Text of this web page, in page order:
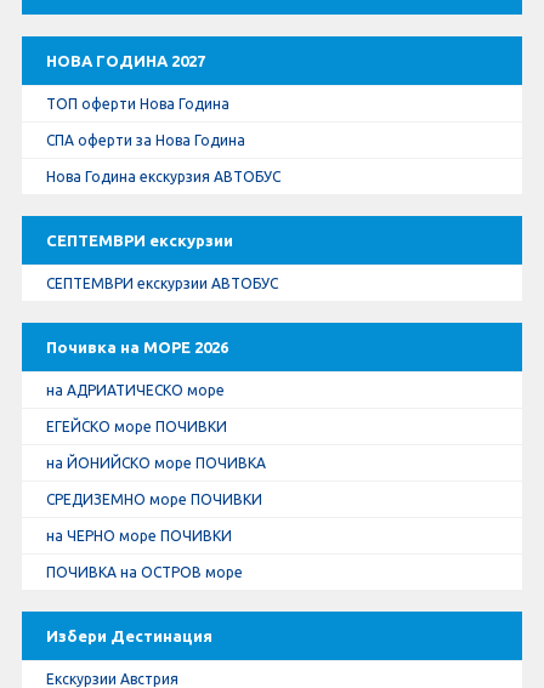
НОВА ГОДИНА 2027
ТОП оферти Нова Година
СПА оферти за Нова Година
Нова Година екскурзия АВТОБУС
СЕПТЕМВРИ екскурзии
СЕПТЕМВРИ екскурзии АВТОБУС
Почивка на МОРЕ 2026
на АДРИАТИЧЕСКО море
ЕГЕЙСКО море ПОЧИВКИ
на ЙОНИЙСКО море ПОЧИВКА
СРЕДИЗЕМНО море ПОЧИВКИ
на ЧЕРНО море ПОЧИВКИ
ПОЧИВКА на ОСТРОВ море
Избери Дестинация
Екскурзии Австрия